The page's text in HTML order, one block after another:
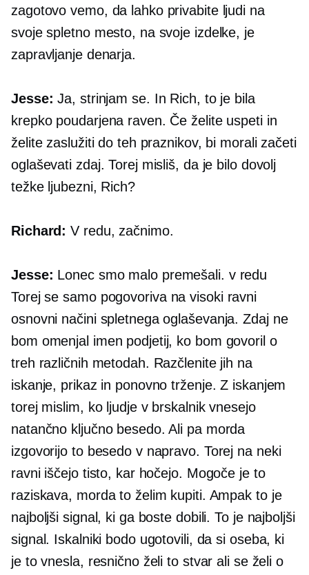
zagotovo vemo, da lahko privabite ljudi na
svoje spletno mesto, na svoje izdelke, je
zapravljanje denarja.
Jesse: Ja, strinjam se. In Rich, to je bila
krepko poudarjena raven. Če želite uspeti in
želite zaslužiti do teh praznikov, bi morali začeti
oglaševati zdaj. Torej misliš, da je bilo dovolj
težke ljubezni, Rich?
Richard: V redu, začnimo.
Jesse: Lonec smo malo premešali. v redu
Torej se samo pogovoriva na visoki ravni
osnovni načini spletnega oglaševanja. Zdaj ne
bom omenjal imen podjetij, ko bom govoril o
treh različnih metodah. Razčlenite jih na
iskanje, prikaz in ponovno trženje. Z iskanjem
torej mislim, ko ljudje v brskalnik vnesejo
natančno ključno besedo. Ali pa morda
izgovorijo to besedo v napravo. Torej na neki
ravni iščejo tisto, kar hočejo. Mogoče je to
raziskava, morda to želim kupiti. Ampak to je
najboljši signal, ki ga boste dobili. To je najboljši
signal. Iskalniki bodo ugotovili, da si oseba, ki
je to vnesla, resnično želi to stvar ali se želi o